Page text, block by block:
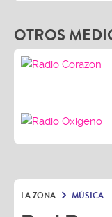
OTROS
LA ZONA MÚSICA